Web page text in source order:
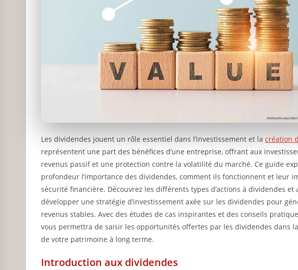
Les dividendes jouent un rôle essentiel dans l’investissement et lacréation
représentent une part des bénéfices d’une entreprise, offrant aux
revenus passif et une protection contre la volatilité du marché. Ce guide
profondeur l’importance des dividendes, comment ils fonctionnent et leur
sécurité financière. Découvrez les différents types d’actions à dividendes et
développer une stratégie d’investissement axée sur les dividendes pour
revenus stables. Avec des études de cas inspirantes et des conseils
vous permettra de saisir les opportunités offertes par les dividendes dans
de votre patrimoine à long terme.
Introduction aux dividendes